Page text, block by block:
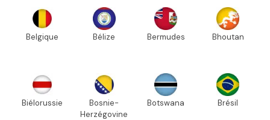
Belgique Bélize Bermudes Bhoutan
Biélorussie
Bosnie-
Herzégovine
Botswana Brésil